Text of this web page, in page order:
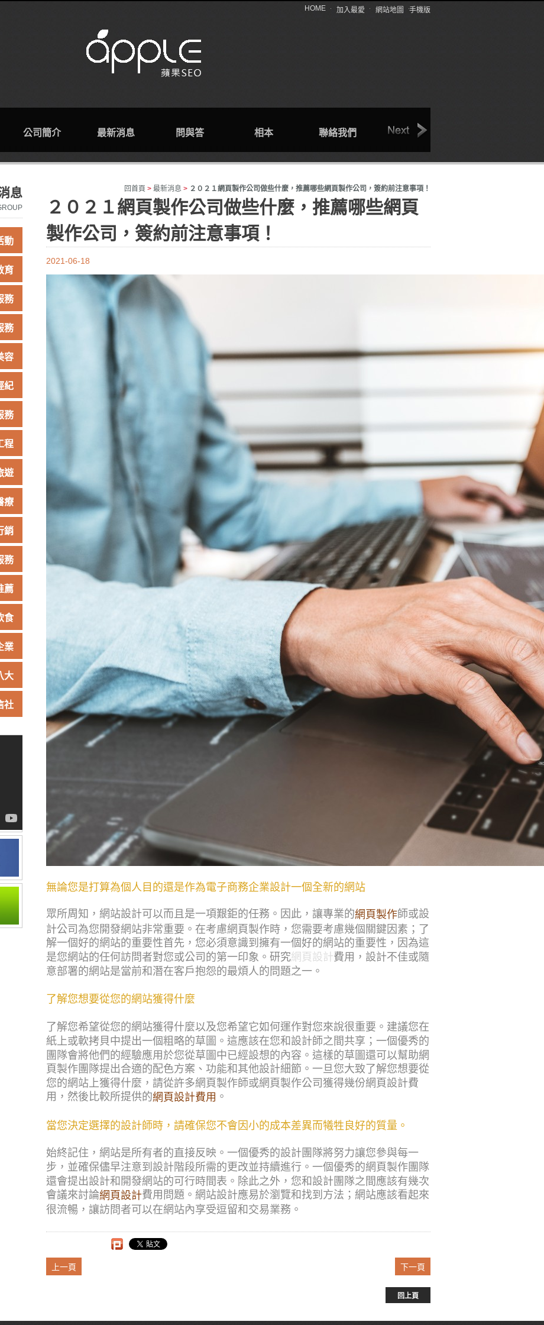
HOME 加入最愛 網站地圖 手機版
公司簡介 最新消息 問與答 相本 聯絡我們 回首頁
息
動
育
務
務
容
紀
務
程
遊
療
銷
務
薦
食
業
大
社
回首頁 > 最新消息 > ２０２１網頁製作公司做些什麼，推薦哪些網頁製作公司，簽約前注意事項！
２０２１網頁製作公司做些什麼，推薦哪些網頁
製作公司，簽約前注意事項！
2021-06-18
無論您是打算為個人目的還是作為電子商務企業設計一個全新的網站
眾所周知，網站設計可以而且是一項艱鉅的任務。因此，讓專業的網頁製作師或設
計公司為您開發網站非常重要。在考慮網頁製作時，您需要考慮幾個關鍵因素；了
解一個好的網站的重要性首先，您必須意識到擁有一個好的網站的重要性，因為這
是您網站的任何訪問者對您或公司的第一印象。研究網頁設計費用，設計不佳或隨
意部署的網站是當前和潛在客戶抱怨的最煩人的問題之一。
了解您想要從您的網站獲得什麼
了解您希望從您的網站獲得什麼以及您希望它如何運作對您來說很重要。建議您在
紙上或軟拷貝中提出一個粗略的草圖。這應該在您和設計師之間共享；一個優秀的
團隊會將他們的經驗應用於您從草圖中已經設想的內容。這樣的草圖還可以幫助網
頁製作團隊提出合適的配色方案、功能和其他設計細節。一旦您大致了解您想要從
您的網站上獲得什麼，請從許多網頁製作師或網頁製作公司獲得幾份網頁設計費
用，然後比較所提供的網頁設計費用 。
當您決定選擇的設計師時，請確保您不會因小的成本差異而犧牲良好的質量。
始終記住，網站是所有者的直接反映。一個優秀的設計團隊將努力讓您參與每一
步，並確保儘早注意到設計階段所需的更改並持續進行。一個優秀的網頁製作團隊
還會提出設計和開發網站的可行時間表。除此之外，您和設計團隊之間應該有幾次
會議來討論網頁設計費用問題。網站設計應易於瀏覽和找到方法；網站應該看起來
很流暢，讓訪問者可以在網站內享受逗留和交易業務。
上一頁 下一頁
回上頁